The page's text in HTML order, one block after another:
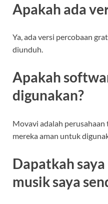
Apakah ada
Ya, ada versi percobaan
diunduh.
Apakah
digunakan?
Movavi adalah
mereka aman untuk
Dapatkah
musik saya